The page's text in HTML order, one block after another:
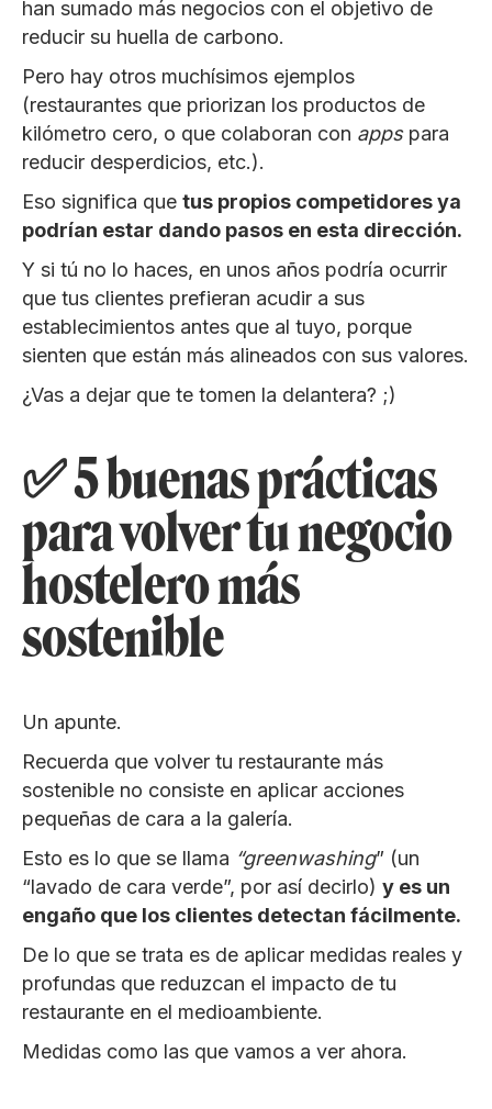
han sumado más negocios con el objetivo de
reducir su huella de carbono.
Pero hay otros muchísimos ejemplos
(restaurantes que priorizan los productos de
kilómetro cero, o que colaboran con appspara
reducir desperdicios, etc.).
Eso significa que tus propios competidores ya
podrían estar dando pasos en esta dirección.
Y si tú no lo haces, en unos años podría ocurrir
que tus clientes prefieran acudir a sus
establecimientos antes que al tuyo, porque
sienten que están más alineados con sus valores.
¿Vas a dejar que te tomen la delantera? ;)
✅ 5 buenas prácticas
para volver tu negocio
hostelero más
sostenible
Un apunte.
Recuerda que volver tu restaurante más
sostenible no consiste en aplicar acciones
pequeñas de cara a la galería.
Esto es lo que se llama “greenwashing” (un
“lavado de cara verde”, por así decirlo) y es un
engaño que los clientes detectan fácilmente.
De lo que se trata es de aplicar medidas reales y
profundas que reduzcan el impacto de tu
restaurante en el medioambiente.
Medidas como las que vamos a ver ahora.